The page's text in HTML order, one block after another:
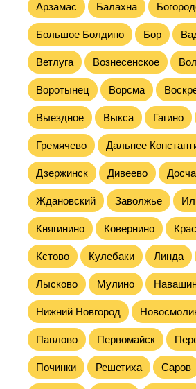
Арзамас Балахна
Большое Болдино Бор
Ветлуга Вознесенское
Воротынец Ворсма
Выездное Выкса Гагино
Гремячево Дальнее
Дзержинск Дивеево
Ждановский Заволжье
Княгинино Ковернино
Кстово Кулебаки Линда
Лысково Мулино
Нижний Новгород
Павлово Первомайск
Починки Решетиха Саров